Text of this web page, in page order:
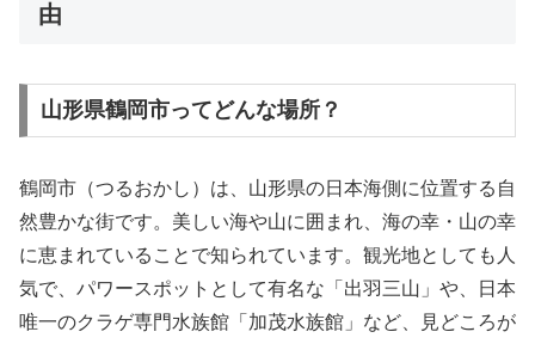
由
山形県鶴岡市ってどんな場所？
鶴岡市（つるおかし）は、山形県の日本海側に位置する自
然豊かな街です。美しい海や山に囲まれ、海の幸・山の幸
に恵まれていることで知られています。観光地としても人
気で、パワースポットとして有名な「出羽三山」や、日本
唯一のクラゲ専門水族館「加茂水族館」など、見どころが